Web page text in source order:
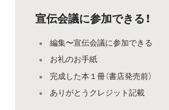
宣伝会議に参加できる！
編集〜宣伝会議に参加できる
お礼のお手紙
完成した本１冊（書店発売前）
ありがとうクレジット記載